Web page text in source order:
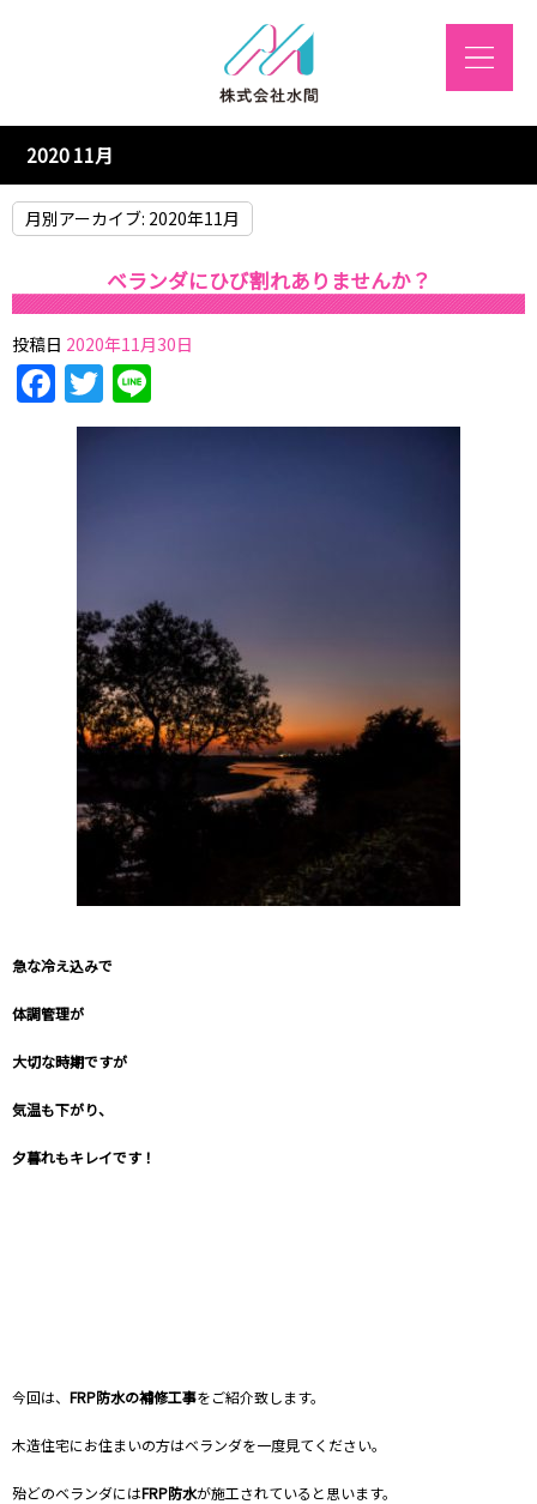
2020 11月
月別アーカイブ: 2020年11月
ベランダにひび割れありませんか？
投稿日 2020年11月30日
Facebook
Twitter
急な冷え込みで
体調管理が
大切な時期ですが
気温も下がり、
夕暮れもキレイです！
今回は、 FRP防水の補修工事をご紹介致します。
木造住宅にお住まいの方はベランダを一度見てください。
殆どのベランダにはFRP防水が施工されていると思います。